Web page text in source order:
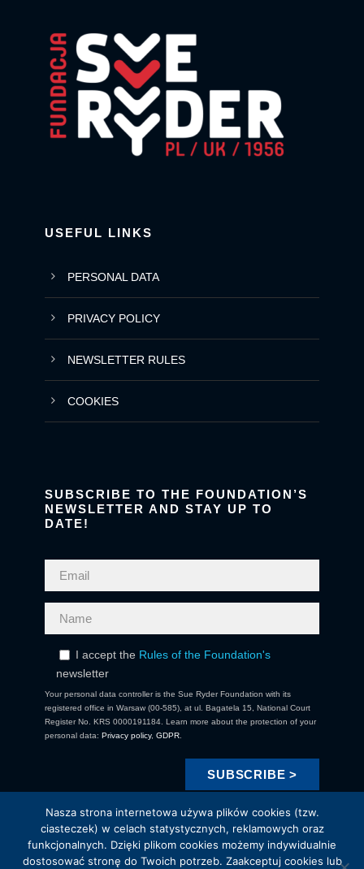
USEFUL LINKS
PERSONAL DATA
PRIVACY POLICY
NEWSLETTER RULES
COOKIES
SUBSCRIBE TO THE FOUNDATION’S
NEWSLETTER AND STAY UP TO
DATE!
I accept the Rules of the Foundation's
newsletter
Your personal data controller is the Sue Ryder Foundation with its
registered office in Warsaw (00-585), at ul. Bagatela 15, National Court
Register No. KRS 0000191184. Learn more about the protection of your
personal data: Privacy policy, GDPR
Nasza strona internetowa używa plików cookies (tzw.
ciasteczek) w celach statystycznych, reklamowych oraz
funkcjonalnych. Dzięki plikom cookies możemy indywidualnie
dostosować stronę do Twoich potrzeb. Zaakceptuj cookies lub